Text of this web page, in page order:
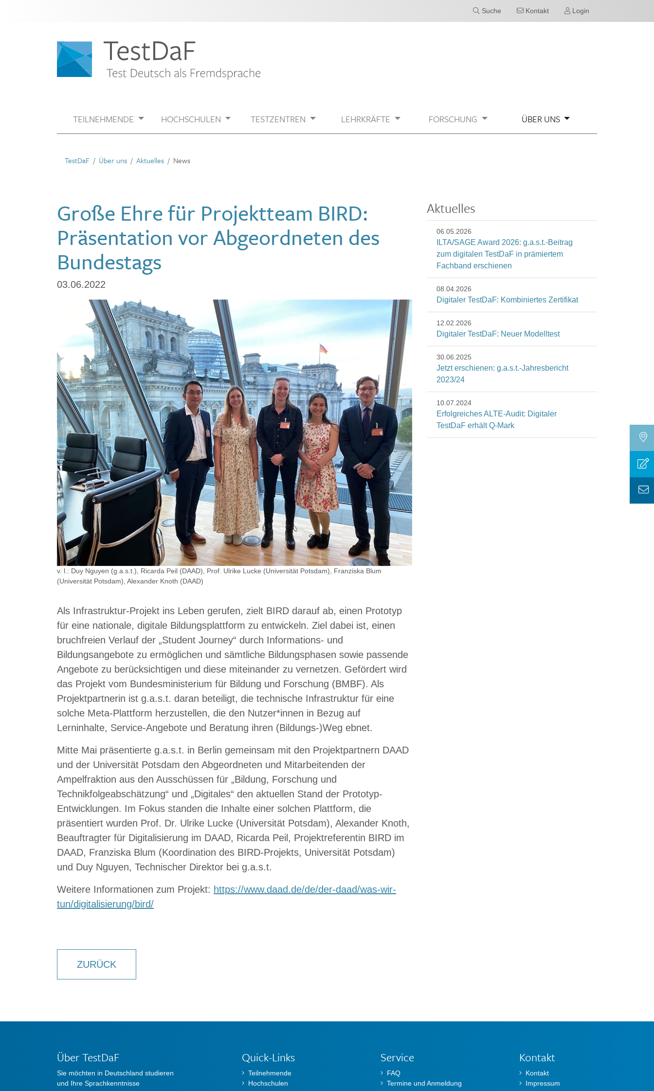
Suche Kontakt Login
TEILNEHMENDE HOCHSCHULEN TESTZENTREN LEHRKRÄFTE FORSCHUNG ÜBER UNS
TestDaF Über uns Aktuelles News
Große Ehre für Projektteam BIRD:
Präsentation vor Abgeordneten des
Bundestags
03.06.2022
v. l.: Duy Nguyen (g.a.s.t.), Ricarda Peil (DAAD), Prof. Ulrike Lucke (Universität Potsdam), Franziska Blum
(Universität Potsdam), Alexander Knoth (DAAD)
Als Infrastruktur-Projekt ins Leben gerufen, zielt BIRD darauf ab, einen Prototyp
für eine nationale, digitale Bildungsplattform zu entwickeln. Ziel dabei ist, einen
bruchfreien Verlauf der „Student Journey“ durch Informations- und
Bildungsangebote zu ermöglichen und sämtliche Bildungsphasen sowie passende
Angebote zu berücksichtigen und diese miteinander zu vernetzen. Gefördert wird
das Projekt vom Bundesministerium für Bildung und Forschung (BMBF). Als
Projektpartnerin ist g.a.s.t. daran beteiligt, die technische Infrastruktur für eine
solche Meta-Plattform herzustellen, die den Nutzer*innen in Bezug auf
Lerninhalte, Service-Angebote und Beratung ihren (Bildungs-)Weg ebnet.
Mitte Mai präsentierte g.a.s.t. in Berlin gemeinsam mit den Projektpartnern DAAD
und der Universität Potsdam den Abgeordneten und Mitarbeitenden der
Ampelfraktion aus den Ausschüssen für „Bildung, Forschung und
Technikfolgeabschätzung“ und „Digitales“ den aktuellen Stand der Prototyp-
Entwicklungen. Im Fokus standen die Inhalte einer solchen Plattform, die
präsentiert wurden Prof. Dr. Ulrike Lucke (Universität Potsdam), Alexander Knoth,
Beauftragter für Digitalisierung im DAAD, Ricarda Peil, Projektreferentin BIRD im
DAAD, Franziska Blum (Koordination des BIRD-Projekts, Universität Potsdam)
und Duy Nguyen, Technischer Direktor bei g.a.s.t.
Weitere Informationen zum Projekt: https://www.daad.de/de/der-daad/was-wir-
tun/digitalisierung/bird/
ZURÜCK
Aktuelles
06.05.2026
ILTA/SAGE Award 2026: g.a.s.t.-Beitrag
zum digitalen TestDaF in prämiertem
Fachband erschienen
08.04.2026
Digitaler TestDaF: Kombiniertes Zertifikat
12.02.2026
Digitaler TestDaF: Neuer Modelltest
30.06.2025
Jetzt erschienen: g.a.s.t.-Jahresbericht
2023/24
10.07.2024
Erfolgreiches ALTE-Audit: Digitaler
TestDaF erhält Q-Mark
Über TestDaF
Sie möchten in Deutschland studieren
und Ihre Sprachkenntnisse
Quick-Links
Teilnehmende
Hochschulen
Service
FAQ
Termine und Anmeldung
Kontakt
Kontakt
Impressum